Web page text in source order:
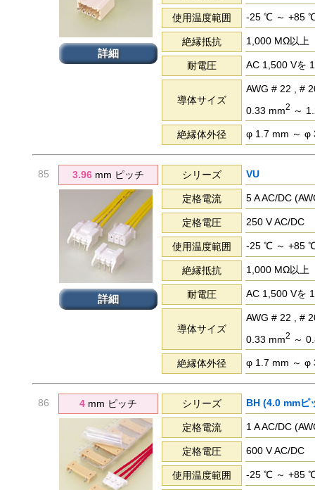
詳細
使用温度範囲 -25 ℃ ～ +85
絶縁抵抗 1,000 MΩ以上
耐電圧 AC 1,500 Vを
導体サイズ
AWG # 22 , #
0.33 mm2 ～
絶縁体外径 φ 1.7 mm ～ φ
85 3.96 mm ピッチ シリーズ VU
詳細
定格電流 5 A AC/DC
定格電圧 250 V AC/DC
使用温度範囲 -25 ℃ ～ +85
絶縁抵抗 1,000 MΩ以上
耐電圧 AC 1,500 Vを
導体サイズ
AWG # 22 , #
0.33 mm2 ～
絶縁体外径 φ 1.7 mm ～ φ
86 4 mm ピッチ シリーズ BH (4.0 mmピ
定格電流 1 A AC/DC
定格電圧 600 V AC/DC
使用温度範囲 -25 ℃ ～ +85